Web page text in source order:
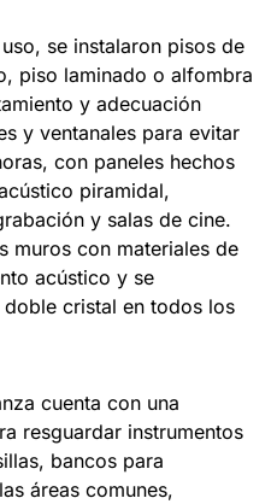
se instalaron pisos de
piso laminado o alfombra
y adecuación
y ventanales para evitar
con paneles hechos
piramidal,
y salas de cine.
muros con materiales de
acústico y se
cristal en todos los
cuenta con una
resguardar instrumentos
bancos para
áreas comunes,